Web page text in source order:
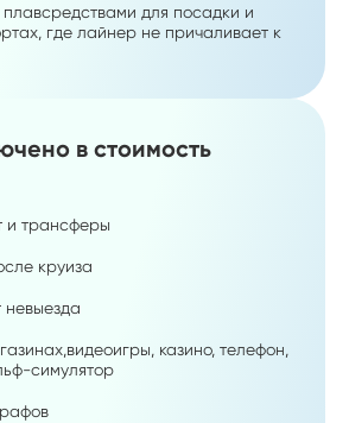
плавсредствами для посадки и
где лайнер не причаливает к
в стоимость
и трансферы
круиза
невыезда
казино, телефон,
симулятор